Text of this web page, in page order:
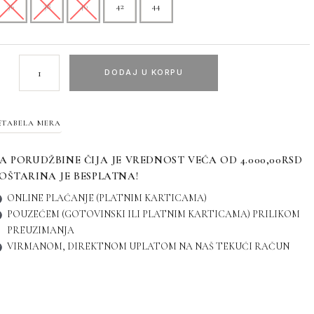
36 38 40 42 44
DODAJ U KORPU
TABELA MERA
PORUDŽBINE ČIJA JE VREDNOST VEĆA OD 4.000,00RSD
JE BESPLATNA!
ONLINE PLAĆANJE (PLATNIM KARTICAMA)
POUZEĆEM (GOTOVINSKI ILI PLATNIM KARTICAMA) PRILIKOM
PREUZIMANJA
VIRMANOM, DIREKTNOM UPLATOM NA NAŠ TEKUĆI RAČUN